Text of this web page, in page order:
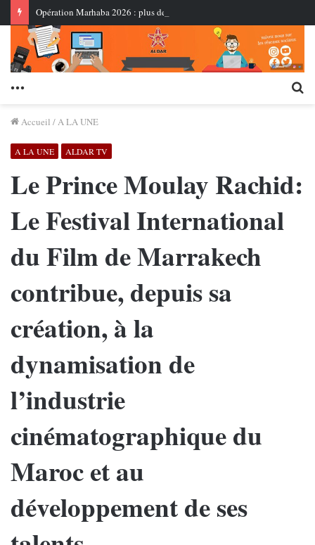
Accueil /A LA UNE
A LA UNE ALDAR TV
Le Prince Moulay Rachid:
Le Festival International
du Film de Marrakech
contribue, depuis sa
création, à la
dynamisation de
l’industrie
cinématographique du
Maroc et au
développement de ses